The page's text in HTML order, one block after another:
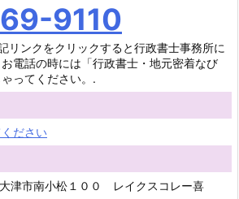
9110
リンクをクリックすると行政書士事務所に
電話の時には「行政書士・地元密着なび
ってください。.
ださい
津市南小松１００ レイクスコレー喜